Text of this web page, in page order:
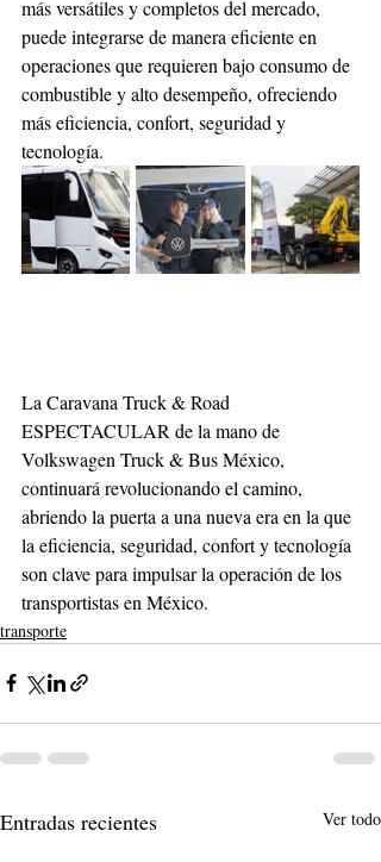
más versátiles y completos del mercado,
puede integrarse de manera eficiente en
operaciones que requieren bajo consumo de
combustible y alto desempeño, ofreciendo
más eficiencia, confort, seguridad y
tecnología.
La Caravana Truck & Road
ESPECTACULAR de la mano de
Volkswagen Truck & Bus México,
continuará revolucionando el camino,
abriendo la puerta a una nueva era en la que
la eficiencia, seguridad, confort y tecnología
son clave para impulsar la operación de los
transportistas en México.
transporte
Entradas recientes Ver todo